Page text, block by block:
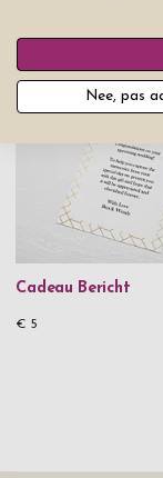
Dit
Cadeau Bericht
€ 5
Nee, pas